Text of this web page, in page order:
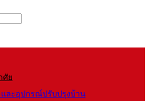
ศัย
และอุปกรณ์ปรับปรุงบ้าน